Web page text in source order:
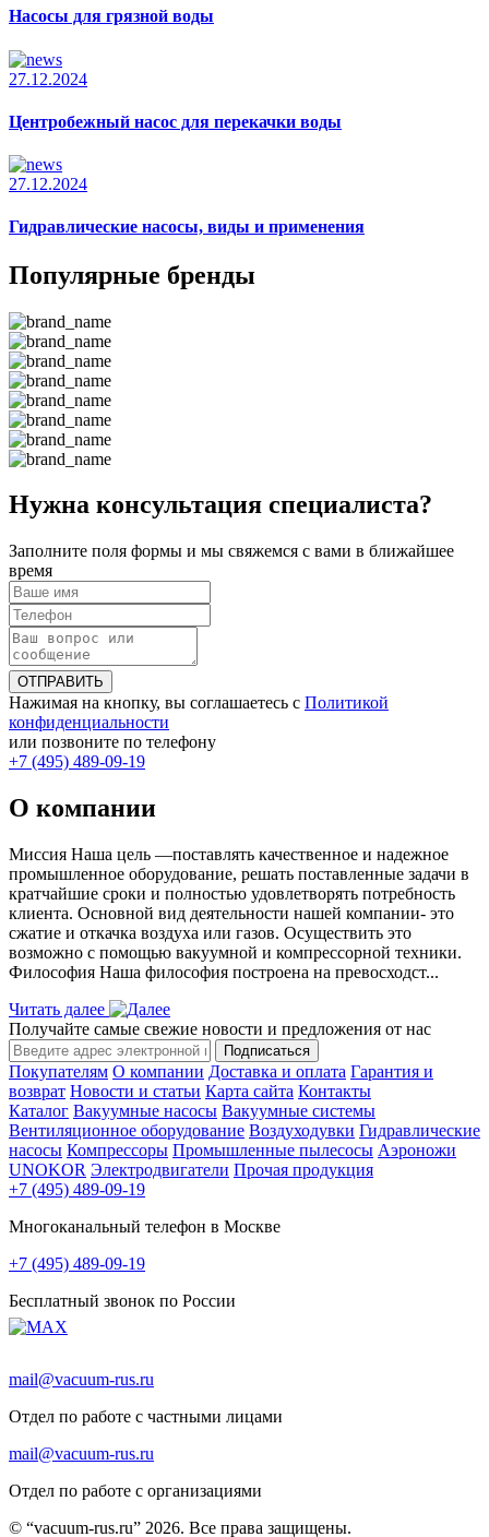
Насосы для грязной воды
27.12.2024
Центробежный насос для перекачки воды
27.12.2024
Гидравлические насосы, виды и применения
Популярные бренды
Нужна консультация специалиста?
Заполните поля формы и мы свяжемся с вами в ближайшее
время
ОТПРАВИТЬ
Нажимая на кнопку, вы соглашаетесь с Политикой
конфиденциальности
или позвоните по телефону
+7 (495) 489-09-19
О компании
Миссия Наша цель ―поставлять качественное и надежное
промышленное оборудование, решать поставленные задачи в
кратчайшие сроки и полностью удовлетворять потребность
клиента. Основной вид деятельности нашей компании- это
сжатие и откачка воздуха или газов. Осуществить это
возможно с помощью вакуумной и компрессорной техники.
Философия Наша философия построена на превосходст...
Читать далее
Получайте самые свежие новости и предложения от нас
Подписаться
Покупателям О компании Доставка и оплата Гарантия и
возврат Новости и статьи Карта сайта Контакты
Каталог Вакуумные насосы Вакуумные системы
Вентиляционное оборудование Воздуходувки Гидравлические
насосы Компрессоры Промышленные пылесосы Аэроножи
UNOKOR Электродвигатели Прочая продукция
+7 (495) 489-09-19
Многоканальный телефон в Москве
+7 (495) 489-09-19
Бесплатный звонок по России
mail@vacuum-rus.ru
Отдел по работе с частными лицами
mail@vacuum-rus.ru
Отдел по работе с организациями
© “vacuum-rus.ru” 2026. Все права защищены.